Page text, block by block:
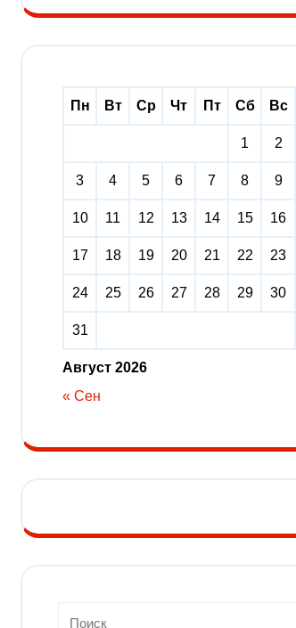
Август 2026
Пн Вт Ср Чт Пт Сб Вс
1 2
3 4 5 6 7 8 9
10 11 12 13 14 15 16
17 18 19 20 21 22 23
24 25 26 27 28 29 30
31
« Сен